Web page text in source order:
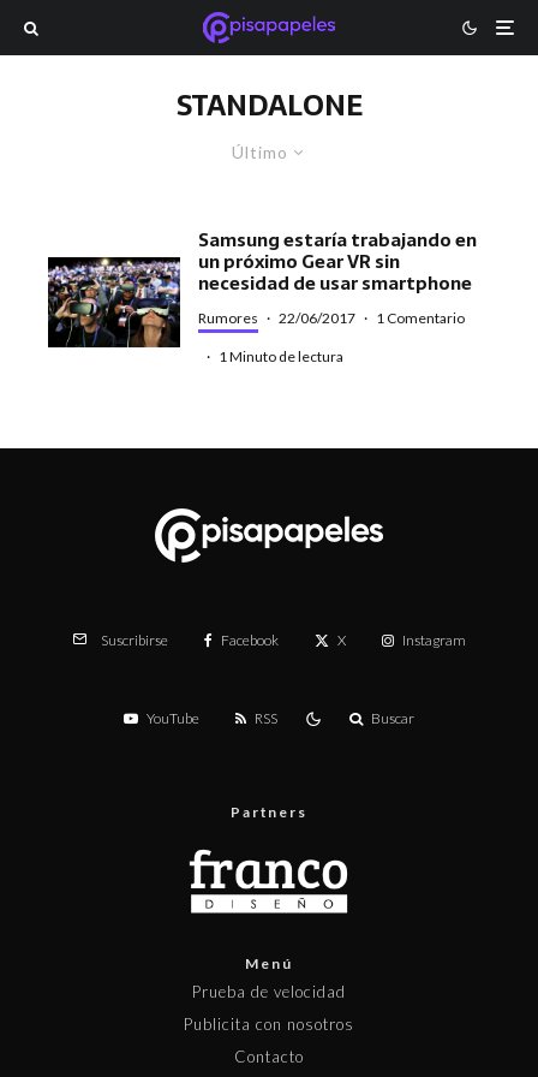
STANDALONE
Último
Samsung estaría trabajando en
un próximo Gear VR sin
necesidad de usar smartphone
Rumores · 22/06/2017 · 1 Comentario
· 1 Minuto de lectura
Suscribirse Facebook X Instagram
YouTube RSS Buscar
Partners
Menú
Prueba de velocidad
Publicita con nosotros
Contacto